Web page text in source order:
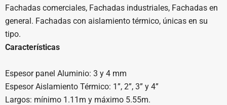
Fachadas comerciales, Fachadas industriales, Fachadas en
general. Fachadas con aislamiento térmico, únicas en su
tipo.
Características
Espesor panel Aluminio: 3 y 4 mm
Espesor Aislamiento Térmico: 1”, 2”, 3” y 4”
Largos: mínimo 1.11m y máximo 5.55m.